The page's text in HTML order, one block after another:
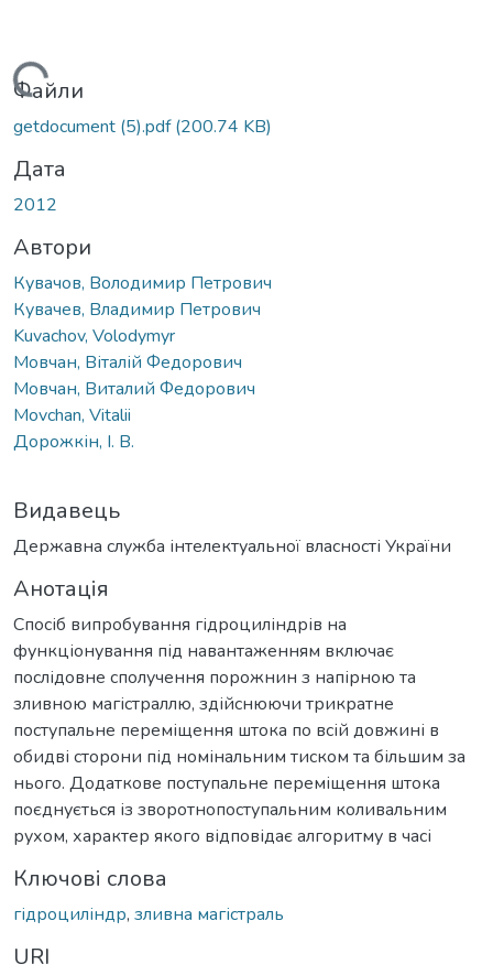
Вантажиться...
Файли
getdocument (5).pdf(200.74 KB)
Дата
2012
Автори
Кувачов, Володимир Петрович
Кувачев, Владимир Петрович
Kuvachov, Volodymyr
Мовчан, Віталій Федорович
Мовчан, Виталий Федорович
Movchan, Vitalii
Дорожкін, І. В.
Видавець
Державна служба інтелектуальної власності України
Анотація
Спосіб випробування гідроциліндрів на
функціонування під навантаженням включає
послідовне сполучення порожнин з напірною та
зливною магістраллю, здійснюючи трикратне
поступальне переміщення штока по всій довжині в
обидві сторони під номінальним тиском та більшим за
нього. Додаткове поступальне переміщення штока
поєднується із зворотнопоступальним коливальним
рухом, характер якого відповідає алгоритму в часі
Ключові слова
гідроциліндр, зливна магістраль
URI